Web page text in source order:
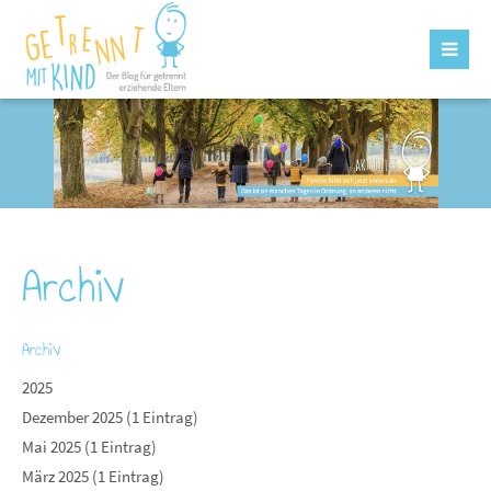
Archiv
Archiv
2025
Dezember 2025 (1 Eintrag)
Mai 2025 (1 Eintrag)
März 2025 (1 Eintrag)